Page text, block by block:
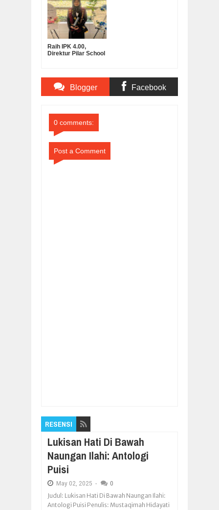
Kuliah
Raih IPK 4.00,
Direktur Pilar School
Pendidikan UNNES
Blogger Facebook
0 comments:
Post a Comment
RESENSI
Lukisan Hati Di Bawah
Naungan Ilahi: Antologi
Puisi
May 02, 2025 - 0
Judul: Lukisan Hati Di Bawah Naungan Ilahi:
Antologi Puisi Penulis: Mustaqimah Hidayati